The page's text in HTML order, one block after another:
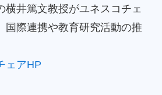
横井篤文教授がユネスコチェ
国際連携や教育研究活動の推
ェアHP